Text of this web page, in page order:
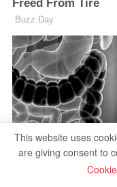
This website uses
are giving consent to